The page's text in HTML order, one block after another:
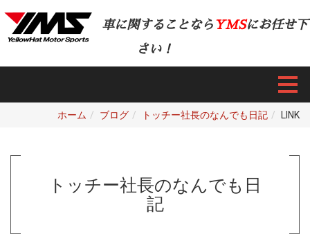
車に関することなら YMSにお任せ下
さい！
ホーム ブログ トッチー社長のなんでも日記 LINK
トッチー社長のなんでも日
記